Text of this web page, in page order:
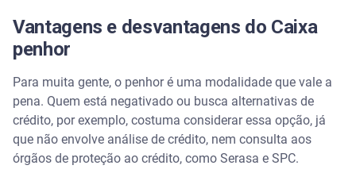
Vantagens e desvantagens do Caixa
penhor
Para muita gente, o penhor é uma modalidade que vale a
pena. Quem está negativado ou busca alternativas de
crédito, por exemplo, costuma considerar essa opção, já
que não envolve análise de crédito, nem consulta aos
órgãos de proteção ao crédito, como Serasa e SPC.